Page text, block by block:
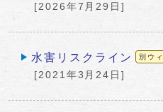
[2026年7月29日]
水害リスクライン 別ウ
[2021年3月24日]